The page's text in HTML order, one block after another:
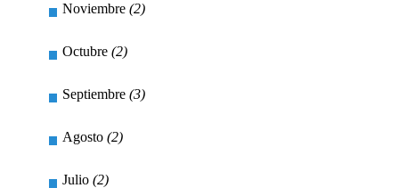
Noviembre (2)
Octubre (2)
Septiembre (3)
Agosto (2)
Julio (2)